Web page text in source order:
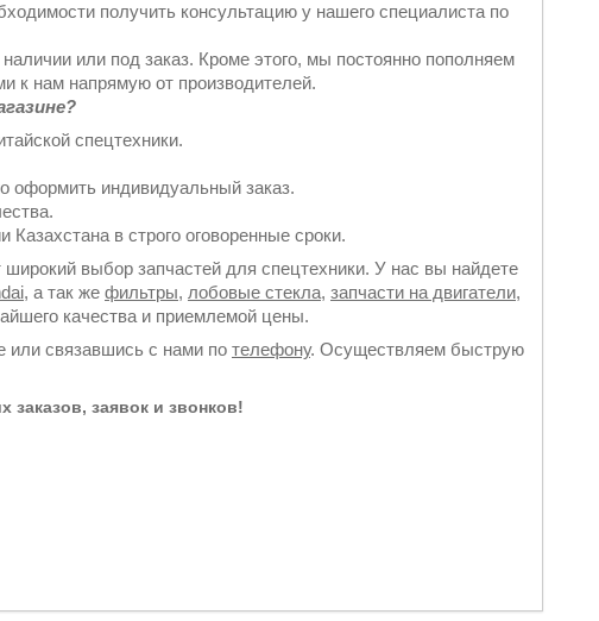
получить консультацию у нашего специалиста по
или под заказ. Кроме этого, мы постоянно пополняем
к нам напрямую от производителей.
спецтехники.
оформить индивидуальный заказ.
в строго оговоренные сроки.
выбор запчастей для спецтехники. У нас вы найдете
, а так же фильтры, лобовые стекла, запчасти на двигатели,
качества и приемлемой цены.
или связавшись с нами по телефону. Осуществляем быструю
заявок и звонков!